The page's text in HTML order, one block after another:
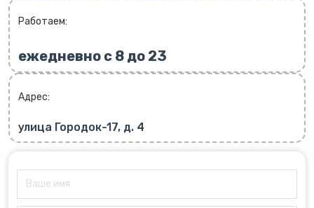
Работаем:
ежедневно с 8 до 23
Адрес:
улица Городок-17, д. 4